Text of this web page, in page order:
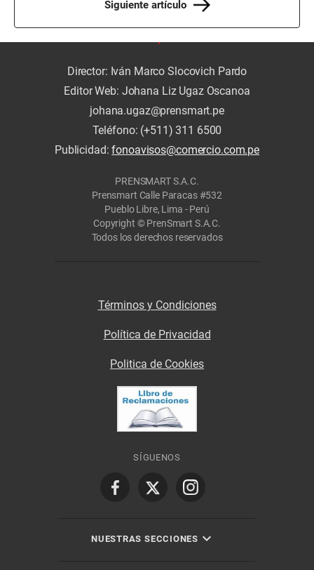
Siguiente artículo
Director: Iván Marco Slocovich Pardo
Editor Web: Johana Liz Ugaz Oscanoa
johana.ugaz@prensmart.pe
Teléfono: (+511) 311 6500
Publicidad:fonoavisos@comercio.com.pe
PRENSMART S.A.C.
Prensmart Calle Paracas #532
Pueblo Libre, Lima - Perú
Copyright © PrenSmart S.A.C.
Todos los derechos reservados
Términos y Condiciones
Política de Privacidad
Politica de Cookies
SÍGUENOS
NUESTRAS SECCIONES